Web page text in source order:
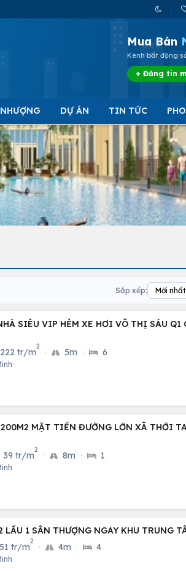
Mua Bán
Kênh bất động
+ Đăng tin
DỰ ÁN TIN TỨC
Sắp xếp:
SIÊU VIP HẺM XE HƠI VÕ THỊ SÁU Q1
222 tr/m
2
· 5m · 6
MẶT TIỀN ĐƯỜNG LỚN XÃ THỚI
39 tr/m
2
· 8m · 1
LẦU 1 SÂN THƯỢNG NGAY KHU TRUNG
tr/m
2
· 4m · 4